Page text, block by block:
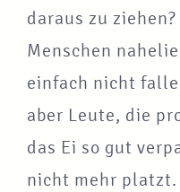
daraus zu
Menschen
einfach nicht
aber Leute, die
das Ei so gut
nicht mehr platzt.